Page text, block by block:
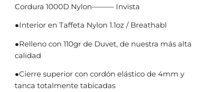
Cordura 1000D Nylon——— Invista
●Interior en Taffeta Nylon 1.1oz / Breathabl
●Relleno con 110gr de Duvet, de nuestra más alta
calidad
●Cierre superior con cordón elástico de 4mm y
tanca totalmente tabicadas